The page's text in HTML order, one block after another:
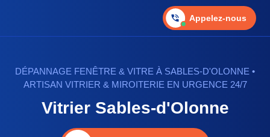
Appelez-nous
DÉPANNAGE FENÊTRE & VITRE À SABLES-D'OLONNE •
ARTISAN VITRIER & MIROITERIE EN URGENCE 24/7
Vitrier Sables-d'Olonne